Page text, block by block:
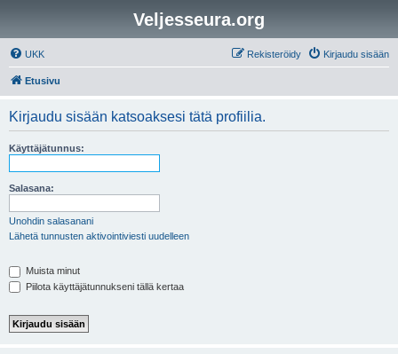
Veljesseura.org
UKK Kirjaudu sisään
Rekisteröidy
Etusivu
Kirjaudu sisään katsoaksesi tätä profiilia.
Käyttäjätunnus:
Salasana:
Unohdin salasanani
Lähetä tunnusten aktivointiviesti uudelleen
Muista minut
Piilota käyttäjätunnukseni tällä kertaa